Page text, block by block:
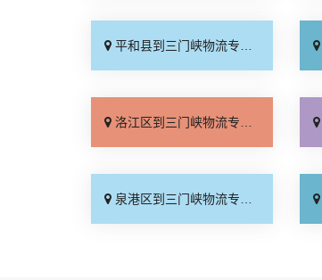
平和县到三门峡物流专线_诚信经营「一站式托运」
洛江区到三门峡物流专线_诚信为先「收费介绍」
泉港区到三门峡物流专线_限时必达「全程定位」